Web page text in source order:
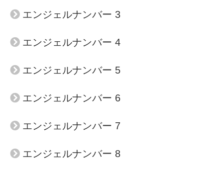
エンジェルナンバー 3
エンジェルナンバー 4
エンジェルナンバー 5
エンジェルナンバー 6
エンジェルナンバー 7
エンジェルナンバー 8